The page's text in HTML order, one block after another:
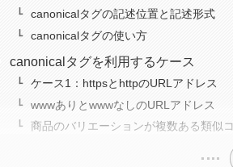
canonicalタグの記述位置と記述形式
canonicalタグの使い方
canonicalタグを利用するケース
ケース1：httpsとhttpのURLアドレス
wwwありとwwwなしのURLアドレス
商品のバリエーションが複数ある類似